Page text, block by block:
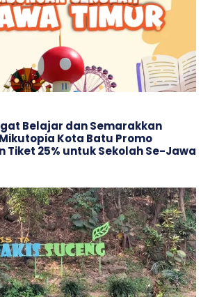
Belajar dan Semarakkan
Kota Batu Promo
Tiket 25% untuk Sekolah Se-Jawa